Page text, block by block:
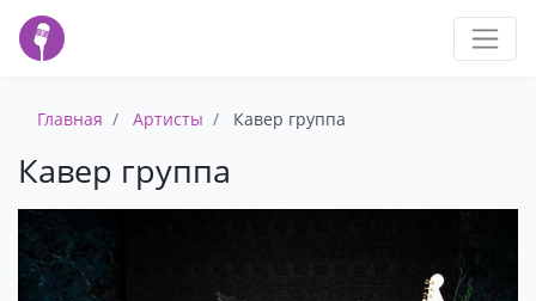
Главная Артисты Кавер группа
Кавер группа